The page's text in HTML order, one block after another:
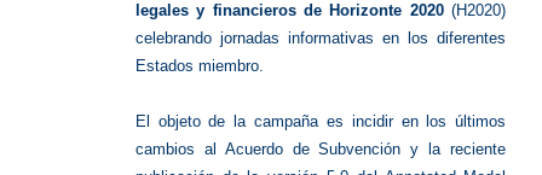
legales y financieros de Horizonte 2020(H2020)
celebrando jornadas informativas en los diferentes
Estados miembro.
El objeto de la campaña es incidir en los últimos
cambios al Acuerdo de Subvención y la reciente